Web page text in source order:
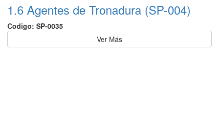
1.6 Agentes de Tronadura (SP-004)
Codigo: SP-0035
Ver Más